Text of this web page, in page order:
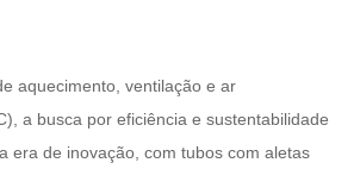
aquecimento, ventilação e ar
a busca por eficiência e sustentabilidade
era de inovação, com tubos com aletas